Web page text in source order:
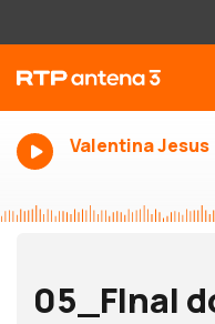
Valentina Jesus
05_FInal